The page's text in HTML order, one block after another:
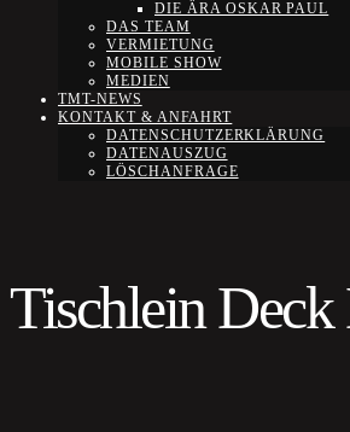
DIE ÄRA OSKAR PAUL
DAS TEAM
VERMIETUNG
MOBILE SHOW
MEDIEN
TMT-NEWS
KONTAKT & ANFAHRT
DATENSCHUTZERKLÄRUNG
DATENAUSZUG
LÖSCHANFRAGE
Tischlein